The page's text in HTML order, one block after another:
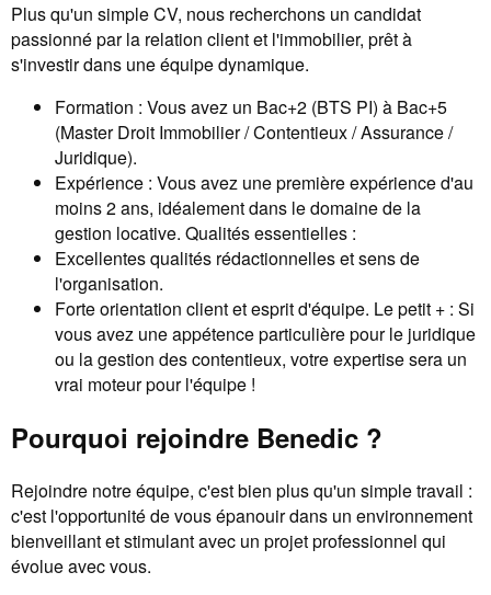
Plus qu'un simple CV, nous recherchons un candidat
passionné par la relation client et l'immobilier, prêt à
s'investir dans une équipe dynamique.
Formation : Vous avez un Bac+2 (BTS PI) à Bac+5
(Master Droit Immobilier / Contentieux / Assurance /
Juridique).
Expérience : Vous avez une première expérience d'au
moins 2 ans, idéalement dans le domaine de la
gestion locative. Qualités essentielles :
Excellentes qualités rédactionnelles et sens de
l'organisation.
Forte orientation client et esprit d'équipe. Le petit + : Si
vous avez une appétence particulière pour le juridique
ou la gestion des contentieux, votre expertise sera un
vrai moteur pour l'équipe !
Pourquoi rejoindre Benedic ?
Rejoindre notre équipe, c'est bien plus qu'un simple travail :
c'est l'opportunité de vous épanouir dans un environnement
bienveillant et stimulant avec un projet professionnel qui
évolue avec vous.